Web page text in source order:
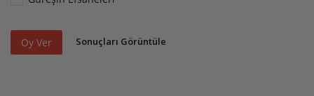
Oy Ver Sonuçları Görüntüle